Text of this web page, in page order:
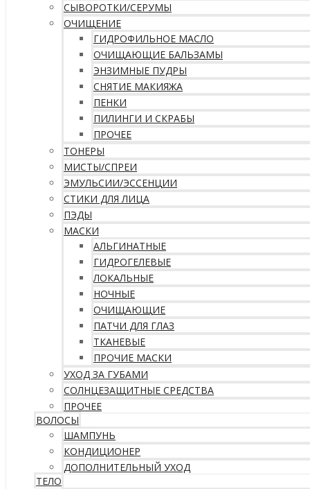
СЫВОРОТКИ/СЕРУМЫ
ОЧИЩЕНИЕ
ГИДРОФИЛЬНОЕ МАСЛО
ОЧИЩАЮЩИЕ БАЛЬЗАМЫ
ЭНЗИМНЫЕ ПУДРЫ
СНЯТИЕ МАКИЯЖА
ПЕНКИ
ПИЛИНГИ И СКРАБЫ
ПРОЧЕЕ
ТОНЕРЫ
МИСТЫ/СПРЕИ
ЭМУЛЬСИИ/ЭССЕНЦИИ
СТИКИ ДЛЯ ЛИЦА
ПЭДЫ
МАСКИ
АЛЬГИНАТНЫЕ
ГИДРОГЕЛЕВЫЕ
ЛОКАЛЬНЫЕ
НОЧНЫЕ
ОЧИЩАЮЩИЕ
ПАТЧИ ДЛЯ ГЛАЗ
ТКАНЕВЫЕ
ПРОЧИЕ МАСКИ
УХОД ЗА ГУБАМИ
СОЛНЦЕЗАЩИТНЫЕ СРЕДСТВА
ПРОЧЕЕ
ВОЛОСЫ
ШАМПУНЬ
КОНДИЦИОНЕР
ДОПОЛНИТЕЛЬНЫЙ УХОД
ТЕЛО